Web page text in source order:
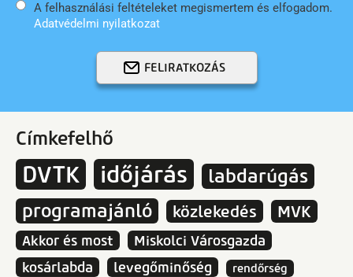
A felhasználási feltételeket megismertem és elfogadom.
Adatvédelmi nyilatkozat
FELIRATKOZÁS
Címkefelhő
DVTK időjárás
labdarúgás
programajánló
közlekedés MVK
Akkor és most
Miskolci Városgazda
kosárlabda
levegőminőség
rendőrség